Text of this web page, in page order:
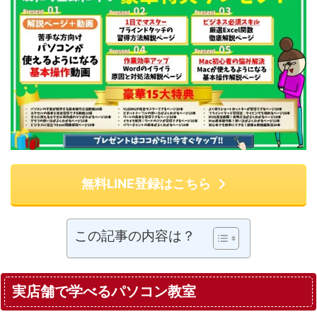
無料LINE登録はこちら
この記事の内容は？
実店舗で学べるパソコン教室